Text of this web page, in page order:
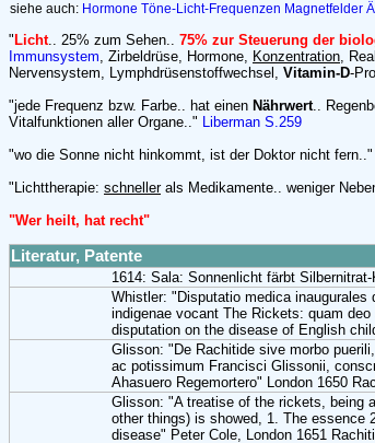
siehe auch: Hormone Töne-Licht-Frequenzen Magnetfelder
" Licht.. 25% zum Sehen.. 75% zur Steuerung der
Immunsystem, Zirbeldrüse, Hormone, Konzentration,
Nervensystem, Lymphdrüsenstoffwechsel, Vitamin-D-
"jede Frequenz bzw. Farbe.. hat einen Nährwert..
Vitalfunktionen aller Organe.." Liberman S.259
"wo die Sonne nicht hinkommt, ist der Doktor nicht fern.."
"Lichttherapie: schnellerals Medikamente.. weniger
"Wer heilt, hat recht"
Literatur, Patente
1614: Sala: Sonnenlicht färbt
Whistler: "Disputatio medica inaugurales
indigenae vocant The Rickets: quam
disputation on the disease of English
Glisson: "De Rachitide sive morbo
ac potissimum Francisci Glissonii,
Ahasuero Regemortero" London 1650
Glisson: "A treatise of the rickets, being
other things) is showed, 1. The essence
disease" Peter Cole, London 1651